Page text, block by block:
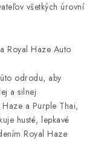
všetkých úrovní
Royal Haze Auto
odrodu, aby
a silnej
a Purple Thai,
husté, lepkavé
Royal Haze